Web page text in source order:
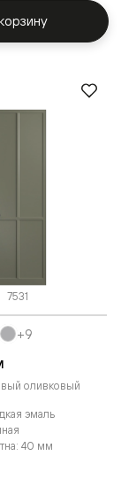
7531
оливковый
эмаль
40 мм
+9